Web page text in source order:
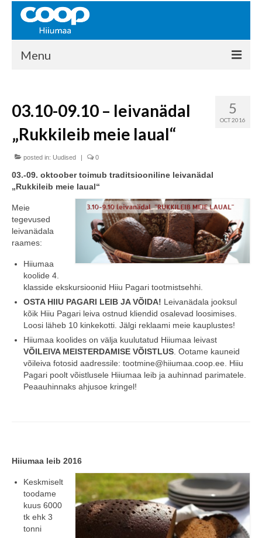
Menu
Kontakt
Liikmed
Ajalugu
KAUPLUSED
EHITUSKESKUS
KAUBAMAJA
COOP KLIENDIKAART
KINKEKAART
PAKUME TÖÖD
HIIUMAA KÖÖK JA PAGAR
MEIE PANUS
5
OCT 2016
03.10-09.10 – leivanädal
„Rukkileib meie laual“
posted in: Uudised | 0
03.-09. oktoober toimub traditsiooniline leivanädal
„Rukkileib meie laual“
Meie
tegevused
leivanädala
raames:
Hiiumaa
koolide 4.
klasside ekskursioonid Hiiu Pagari tootmistsehhi.
OSTA HIIU PAGARI LEIB JA VÕIDA! Leivanädala jooksul
kõik Hiiu Pagari leiva ostnud kliendid osalevad loosimises.
Loosi läheb 10 kinkekotti. Jälgi reklaami meie kauplustes!
Hiiumaa koolides on välja kuulutatud Hiiumaa leivast
VÕILEIVA MEISTERDAMISE VÕISTLUS . Ootame kauneid
võileiva fotosid aadressile: tootmine@hiiumaa.coop.ee. Hiiu
Pagari poolt võistlusele Hiiumaa leib ja auhinnad parimatele.
Peaauhinnaks ahjusoe kringel!
Hiiumaa leib 2016
Keskmiselt
toodame
kuus 6000
tk ehk 3
tonni